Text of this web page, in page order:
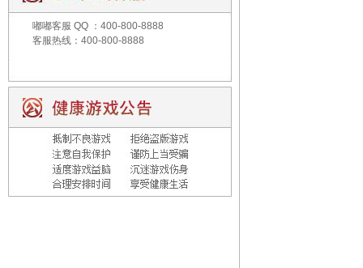
嘟嘟客服 QQ ：400-800-8888
客服热线：400-800-8888